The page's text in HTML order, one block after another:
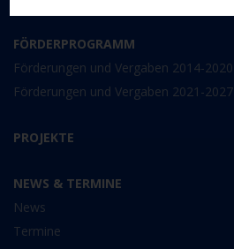
FÖRDERPROGRAMM
Förderungen und Vergaben 2014-2020
Förderungen und Vergaben 2021-2027
PROJEKTE
NEWS & TERMINE
News
Termine